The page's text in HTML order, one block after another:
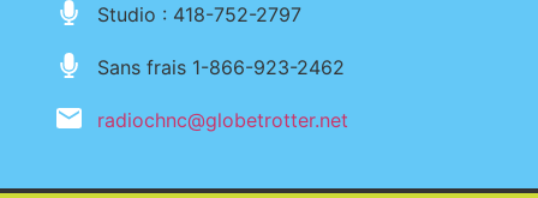
Studio : 418-752-2797
Sans frais 1-866-923-2462
radiochnc@globetrotter.net